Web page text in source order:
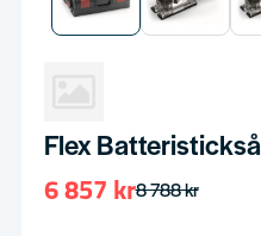
Flex
8 788 kr
6 857 kr